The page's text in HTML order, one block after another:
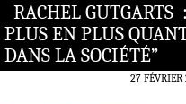
RACHEL GUTGARTS
PLUS EN PLUS
DANS LA SOCIÉTÉ”
27 FÉVRIER